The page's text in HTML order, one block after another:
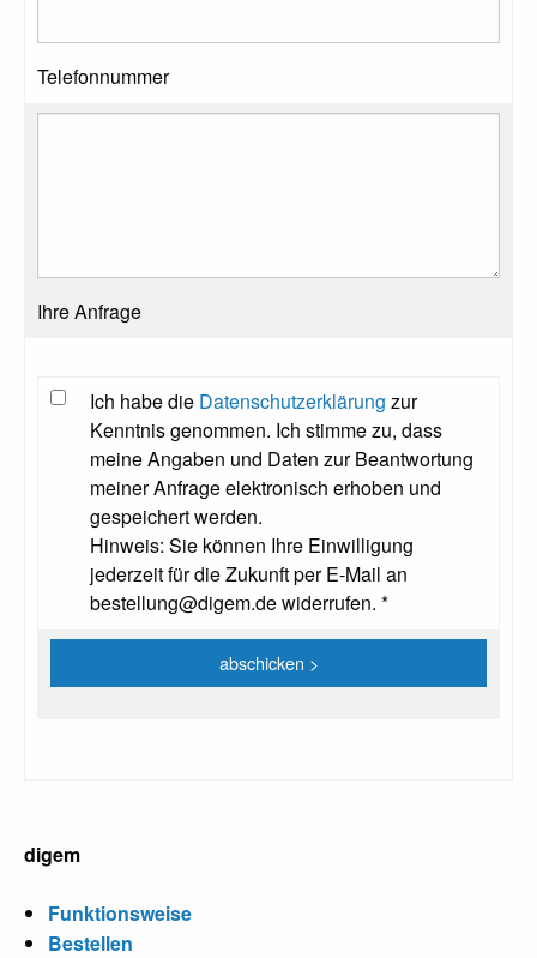
Telefonnummer
Ihre Anfrage
Ich habe die Datenschutzerklärung zur
Kenntnis genommen. Ich stimme zu, dass
meine Angaben und Daten zur Beantwortung
meiner Anfrage elektronisch erhoben und
gespeichert werden.
Hinweis: Sie können Ihre Einwilligung
jederzeit für die Zukunft per E-Mail an
bestellung@digem.de widerrufen. *
digem
Funktionsweise
Bestellen